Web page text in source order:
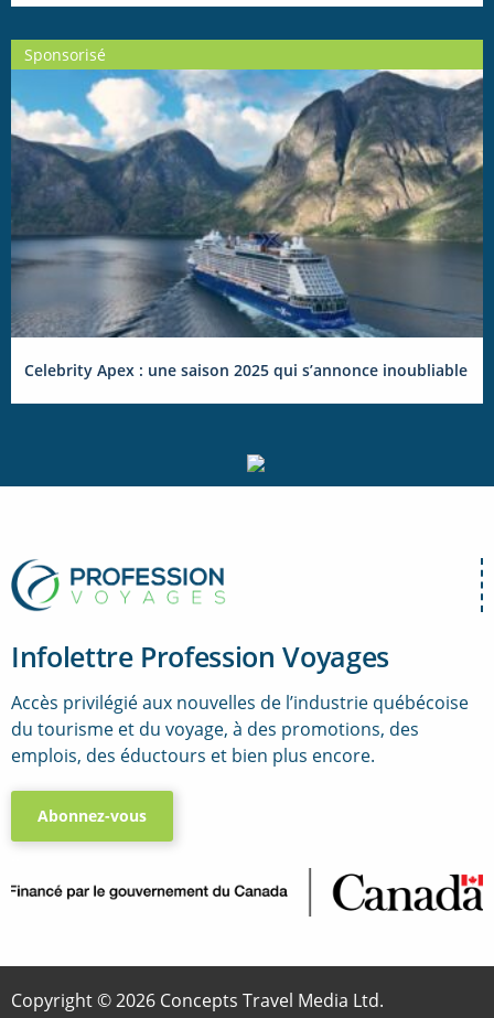
Sponsorisé
Celebrity Apex : une saison 2025 qui s’annonce inoubliable
Infolettre Profession Voyages
Accès privilégié aux nouvelles de l’industrie québécoise
du tourisme et du voyage, à des promotions, des
emplois, des éductours et bien plus encore.
Abonnez-vous
Copyright © 2026 Concepts Travel Media Ltd.